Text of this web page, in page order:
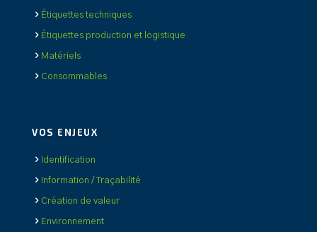
Étiquettes techniques
Étiquettes production et logistique
Matériels
Consommables
VOS ENJEUX
Identification
Information / Traçabilité
Création de valeur
Environnement